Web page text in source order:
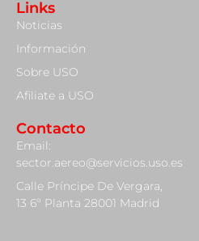
Links
Noticias
Información
Sobre USO
Afiliate a USO
Contacto
Email:
sector.aereo@servicios.uso.es
Calle Príncipe De Vergara,
13 6º Planta 28001 Madrid